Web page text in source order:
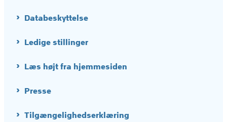
Databeskyttelse
Ledige stillinger
Læs højt fra hjemmesiden
Presse
Tilgængelighedserklæring